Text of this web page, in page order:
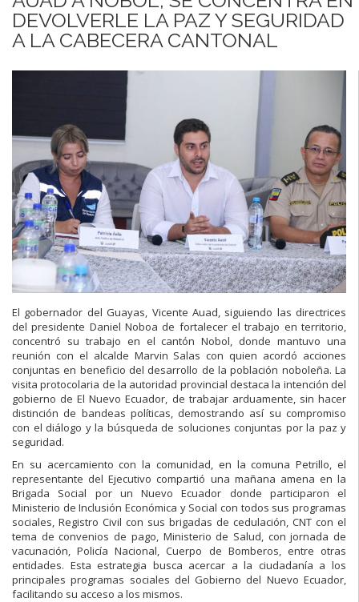
DEVOLVERLE LA PAZ Y SEGURIDAD
A LA CABECERA CANTONAL
El gobernador del Guayas, Vicente Auad, siguiendo las directrices
del presidente Daniel Noboa de fortalecer el trabajo en territorio,
concentró su trabajo en el cantón Nobol, donde mantuvo una
reunión con el alcalde Marvin Salas con quien acordó acciones
conjuntas en beneficio del desarrollo de la población noboleña. La
visita protocolaria de la autoridad provincial destaca la intención del
gobierno de El Nuevo Ecuador, de trabajar arduamente, sin hacer
distinción de bandeas políticas, demostrando así su compromiso
con el diálogo y la búsqueda de soluciones conjuntas por la paz y
seguridad.
En su acercamiento con la comunidad, en la comuna Petrillo, el
representante del Ejecutivo compartió una mañana amena en la
Brigada Social por un Nuevo Ecuador donde participaron el
Ministerio de Inclusión Económica y Social con todos sus programas
sociales, Registro Civil con sus brigadas de cedulación, CNT con el
tema de convenios de pago, Ministerio de Salud, con jornada de
vacunación, Policía Nacional, Cuerpo de Bomberos, entre otras
entidades. Esta estrategia busca acercar a la ciudadanía a los
principales programas sociales del Gobierno del Nuevo Ecuador,
facilitando su acceso a los mismos.